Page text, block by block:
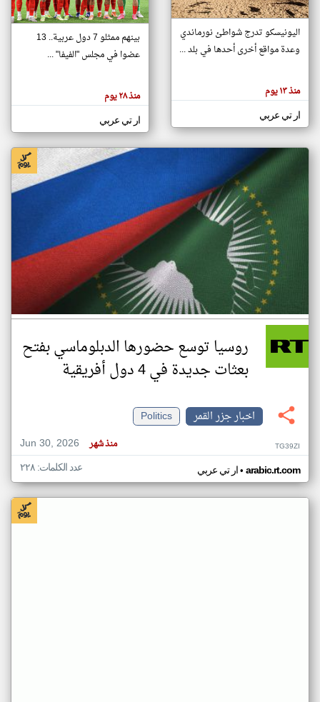
تغيير الدولة
اخبار جزر القمر على مدار الساعة
أهم اخبار جزر القمر العاجلة والمباشرة
هنا عن
وجهة
كاتبيها.
اليونيسكو تدرج شواطئ نورماندي
وعدة مواقع أخرى أحدها في بلد ...
منذ ١٣ يوم
ار تي عربي
بينهم ممثلو 7 دول عربية.. 13
عضوا في مجلس "الفيفا" ...
منذ ٢٨ يوم
ار تي عربي
روسيا توسع حضورها الدبلوماسي بفتح
بعثات جديدة في 4 دول أفريقية
اخبار جزر القمر
Politics
Jun 30, 2026
منذ شهر TG39ZI
ار تي عربي• arabic.rt.com عدد الكلمات: ٢٢٨
klyoum.com